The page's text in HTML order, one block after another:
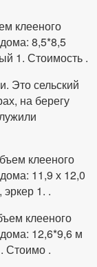
клееного
8,5*8,5
1. Стоимость .
Это сельский
на берегу
клееного
11,9 х 12,0
1. .
клееного
12,6*9,6 м
Стоимо .